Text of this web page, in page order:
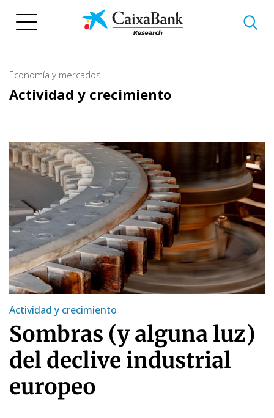
Economía y mercados
Actividad y crecimiento
Actividad y crecimiento
Sombras (y alguna luz)
del declive industrial
europeo